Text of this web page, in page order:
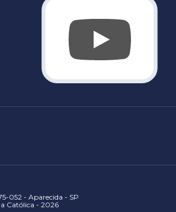
052 - Aparecida - SP
Católica - 2026